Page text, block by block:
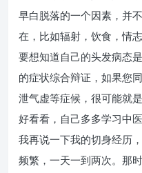
早白脱落的一个因素，并
在，比如辐射，饮食，情
要想知道自己的头发病态
的症状综合辩证，如果您
泄气虚等症候，很可能就
好看看，自己多多学习中
我再说一下我的切身经历
频繁，一天一到两次。那